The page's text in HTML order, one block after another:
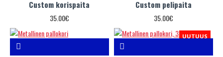
Custom korispaita
35.00€
Custom pelipaita
35.00€
UUTUUS